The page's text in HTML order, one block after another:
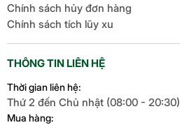
Chính sách hủy đơn hàng
Chính sách tích lũy xu
THÔNG TIN LIÊN HỆ
Thời gian liên hệ:
Thứ 2 đến Chủ nhật (08:00 - 20:30)
Mua hàng: